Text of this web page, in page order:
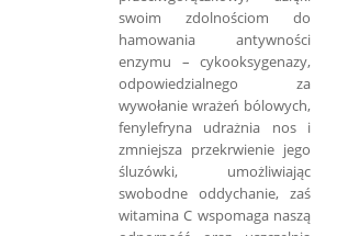
swoim zdolnościom do
hamowania antywności
enzymu – cykooksygenazy,
odpowiedzialnego za
wywołanie wrażeń bólowych,
fenylefryna udrażnia nos i
zmniejsza przekrwienie jego
śluzówki, umożliwiając
swobodne oddychanie, zaś
witamina C wspomaga naszą